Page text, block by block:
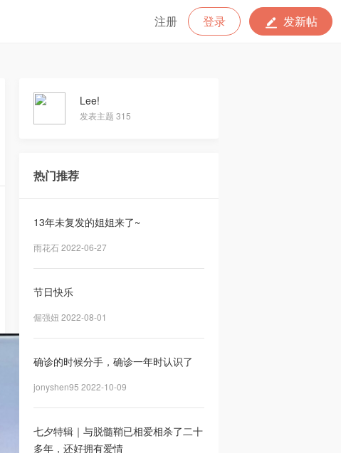
发新帖
注册 登录
Lee!
发表主题 315
热门推荐
13年未复发的姐姐来了~
雨花石 2022-06-27
节日快乐
倔强妞 2022-08-01
确诊的时候分手，确诊一年时认识了
jonyshen95 2022-10-09
七夕特辑｜与脱髓鞘已相爱相杀了二十
多年，还好拥有爱情